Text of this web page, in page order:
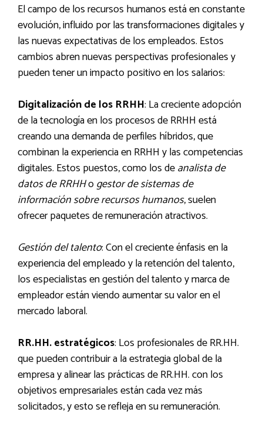
El campo de los recursos humanos está en constante
evolución, influido por las transformaciones digitales y
las nuevas expectativas de los empleados. Estos
cambios abren nuevas perspectivas profesionales y
pueden tener un impacto positivo en los salarios:
Digitalización de los RRHH: La creciente adopción
de la tecnología en los procesos de RRHH está
creando una demanda de perfiles híbridos, que
combinan la experiencia en RRHH y las competencias
digitales. Estos puestos, como los deanalista de
datos de RRHHogestor de sistemas de
información sobre recursos humanos, suelen
ofrecer paquetes de remuneración atractivos.
Gestión del talento: Con el creciente énfasis en la
experiencia del empleado y la retención del talento,
los especialistas en gestión del talento y marca de
empleador están viendo aumentar su valor en el
mercado laboral.
RR.HH. estratégicos: Los profesionales de RR.HH.
que pueden contribuir a la estrategia global de la
empresa y alinear las prácticas de RR.HH. con los
objetivos empresariales están cada vez más
solicitados, y esto se refleja en su remuneración.